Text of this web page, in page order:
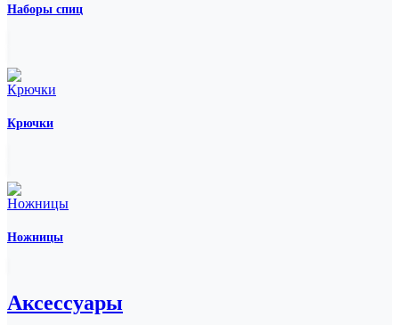
Наборы спиц
Крючки
Ножницы
Аксессуары